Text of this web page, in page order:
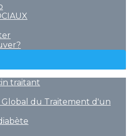
traitant
Global du Traitement d'un